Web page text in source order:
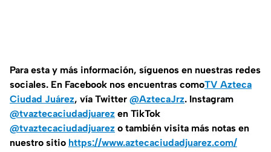
Para esta y más información, síguenos en nuestras redes
sociales. En Facebook nos encuentras comoTV Azteca
Ciudad Juárez, vía Twitter @AztecaJrz. Instagram
@tvaztecaciudadjuarez en TikTok
@tvaztecaciudadjuarez o también visita más notas en
nuestro sitio https://www.aztecaciudadjuarez.com/